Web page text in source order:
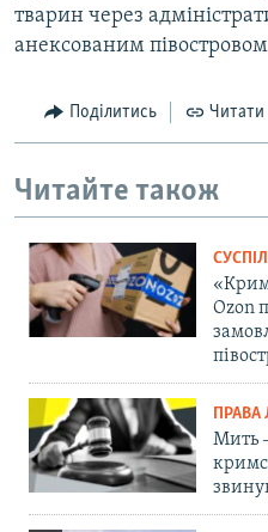
тварин через
анексованим
Поділитись Читати
Читайте також
«Крим
Ozon
Мить